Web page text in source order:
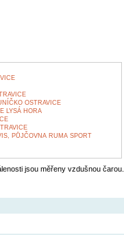
OSTRAVICE
LYSÁ HORA
PŮJČOVNA RUMA SPORT
jsou měřeny vzdušnou čarou.